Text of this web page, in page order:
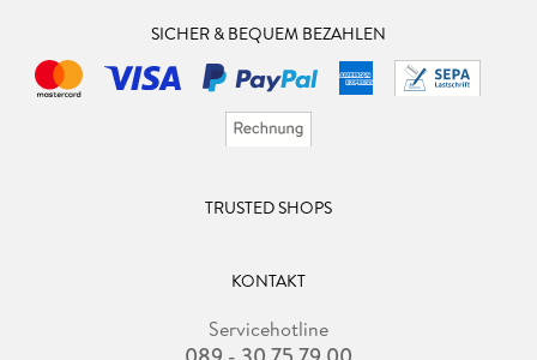
SICHER & BEQUEM BEZAHLEN
TRUSTED SHOPS
KONTAKT
Servicehotline